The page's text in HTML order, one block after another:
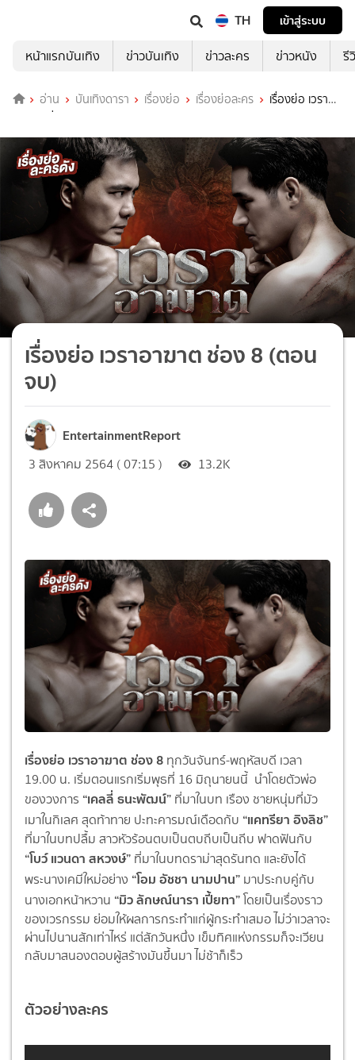
TH
เข้าสู่ระบบ
หน้าแรกบันเทิง
ข่าวบันเทิง ข่าวละคร ข่าวหนัง รี
อ่าน บันเทิงดารา เรื่องย่อ เรื่องย่อละคร
เรื่องย่อ เวรา
อาฆาต ช่อง 8 (ตอนจบ)
เรื่องย่อ เวราอาฆาต ช่อง 8 (ตอน
จบ)
EntertainmentReport
3 สิงหาคม 2564 ( 07:15 ) 13.2K
เรื่องย่อ เวราอาฆาต ช่อง 8 ทุกวันจันทร์-พฤหัสบดี เวลา
19.00 น. เริ่มตอนแรกเริ่มพุธที่ 16 มิถุนายนนี้ นำโดยตัวพ่อ
ของวงการ “เคลลี่ ธนะพัฒน์” ที่มาในบท เรือง ชายหนุ่มที่มัว
เมาในกิเลศ สุดท้าทาย ปะทะคารมณ์เดือดกับ “แคทรียา อิงลิช”
ที่มาในบทปลื้ม สาวหัวร้อนตบเป็นตบถีบเป็นถีบ ฟาดฟันกับ
“โบว์ แวนดา สหวงษ์” ที่มาในบทดราม่าสุดรันทด และยังได้
พระนางเคมีใหม่อย่าง “โอม อัชชา นามปาน” มาประกบคู่กับ
นางเอกหน้าหวาน “มิว ลักษณ์นารา เปี้ยทา”โดยเป็นเรื่องราว
ของเวรกรรม ย่อมให้ผลการกระทำแก่ผู้กระทำเสมอ ไม่ว่าเวลาจะ
ผ่านไปนานสักเท่าไหร่ แต่สักวันหนึ่ง เข็มทิศแห่งกรรมก็จะเวียน
กลับมาสนองตอบผู้สร้างมันขึ้นมา ไม่ช้าก็เร็ว
ตัวอย่างละคร